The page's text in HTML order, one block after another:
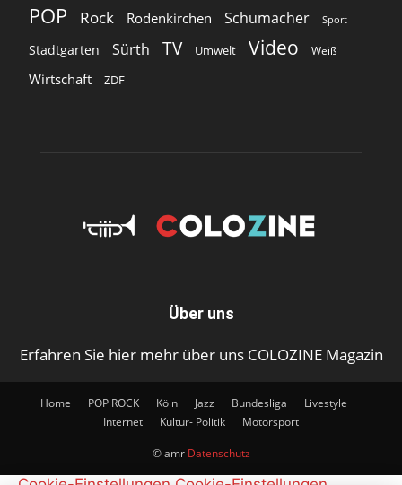
POP Rock Rodenkirchen Schumacher Sport
Stadtgarten Sürth TV Umwelt Video Weiß
Wirtschaft ZDF
Über uns
Erfahren Sie hier mehr über uns COLOZINE Magazin
Home POP ROCK Köln Jazz Bundesliga
Livestyle
Internet
Kultur- Politik Motorsport
© amr Datenschutz